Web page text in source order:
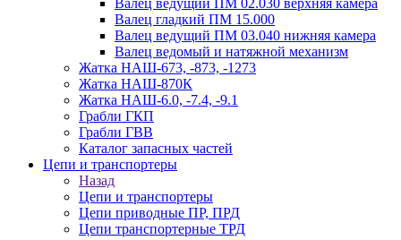
Валец ведущий ПМ 02.030 верхняя камера
Валец гладкий ПМ 15.000
Валец ведущий ПМ 03.040 нижняя камера
Валец ведомый и натяжной механизм
Жатка НАШ-673, -873, -1273
Жатка НАШ-870К
Жатка НАШ-6.0, -7.4, -9.1
Грабли ГКП
Грабли ГВВ
Каталог запасных частей
Цепи и транспортеры
Назад
Цепи и транспортеры
Цепи приводные ПР, ПРД
Цепи транспортерные ТРД